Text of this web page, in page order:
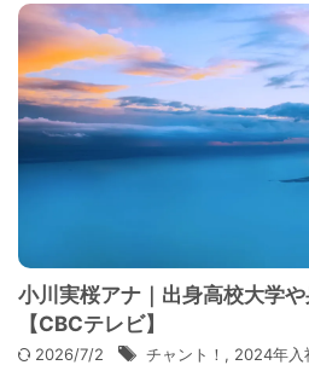
小川実桜アナ｜出身高校大学
【CBCテレビ】
2026/7/2 チャント！ , 2024年入